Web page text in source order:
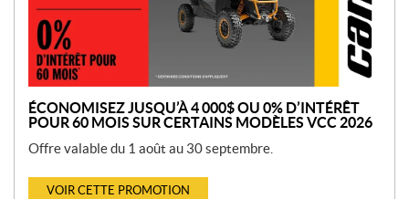
o
n
ÉCONOMISEZ JUSQU’À 4 000$ OU 0% D’INTÉRÊT
POUR 60 MOIS SUR CERTAINS MODÈLES VCC 2026
Offre valable du 1 août au 30 septembre.
VOIR CETTE PROMOTION